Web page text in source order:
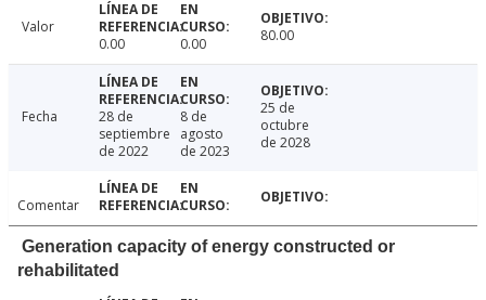
Valor
0.00
0.00 80.00
Fecha
28 de
septiembre
de 2022
8 de
agosto
de 2023
25 de
octubre
de 2028
Comentar
Generation capacity of energy constructed or
rehabilitated